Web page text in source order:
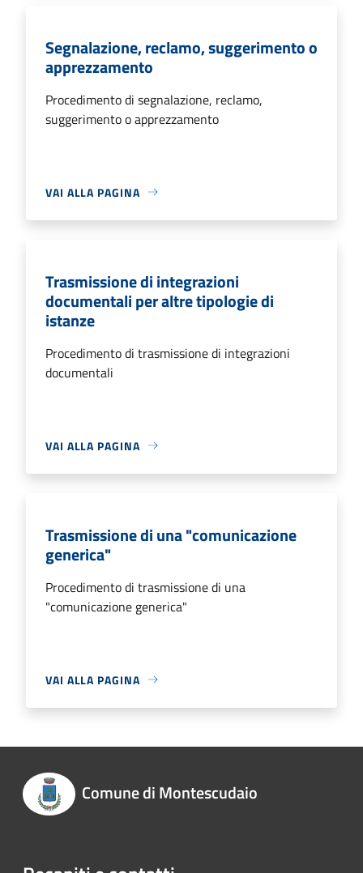
Segnalazione, reclamo, suggerimento o
apprezzamento
Procedimento di segnalazione, reclamo,
suggerimento o apprezzamento
VAI ALLA PAGINA
Trasmissione di integrazioni
documentali per altre tipologie di
istanze
Procedimento di trasmissione di integrazioni
documentali
VAI ALLA PAGINA
Trasmissione di una "comunicazione
generica"
Procedimento di trasmissione di una
"comunicazione generica"
VAI ALLA PAGINA
Comune di Montescudaio